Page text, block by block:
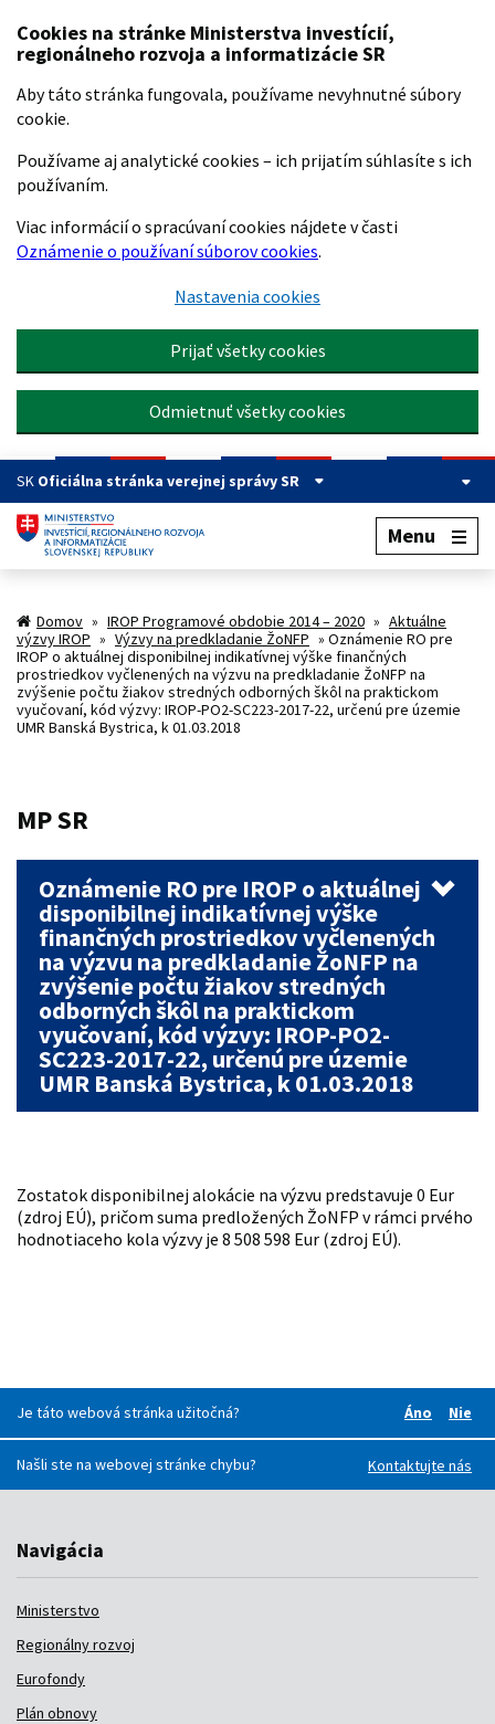
Preskočiť na hlavný obsah
Cookies na stránke Ministerstva investícií,
regionálneho rozvoja a informatizácie SR
Aby táto stránka fungovala, používame nevyhnutné súbory
cookie.
Používame aj analytické cookies – ich prijatím súhlasíte s ich
používaním.
Viac informácií o spracúvaní cookies nájdete v časti
Oznámenie o používaní súborov cookies.
Nastavenia cookies
Prijať všetky cookies
Odmietnuť všetky cookies
SK Oficiálna stránka verejnej správy SR
Menu
Domov » IROP Programové obdobie 2014 – 2020 » Aktuálne
výzvy IROP » Výzvy na predkladanie ŽoNFP » Oznámenie RO pre
IROP o aktuálnej disponibilnej indikatívnej výške finančných
prostriedkov vyčlenených na výzvu na predkladanie ŽoNFP na
zvýšenie počtu žiakov stredných odborných škôl na praktickom
vyučovaní, kód výzvy: IROP-PO2-SC223-2017-22, určenú pre územie
UMR Banská Bystrica, k 01.03.2018
MP SR
Oznámenie RO pre IROP o aktuálnej
disponibilnej indikatívnej výške
finančných prostriedkov vyčlenených
na výzvu na predkladanie ŽoNFP na
zvýšenie počtu žiakov stredných
odborných škôl na praktickom
vyučovaní, kód výzvy: IROP-PO2-
SC223-2017-22, určenú pre územie
UMR Banská Bystrica, k 01.03.2018
Zostatok disponibilnej alokácie na výzvu predstavuje 0 Eur
(zdroj EÚ), pričom suma predložených ŽoNFP v rámci prvého
hodnotiaceho kola výzvy je 8 508 598 Eur (zdroj EÚ).
Je táto webová stránka užitočná?
Áno
Nie
Našli ste na webovej stránke chybu?
Kontaktujte nás
Navigácia
Ministerstvo
Regionálny rozvoj
Eurofondy
Plán obnovy